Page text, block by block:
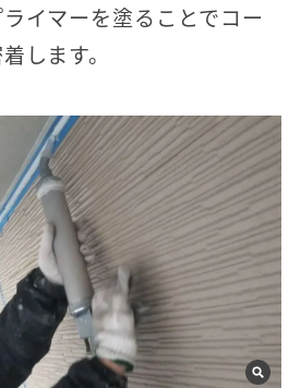
イマーを塗ることでコー
します。